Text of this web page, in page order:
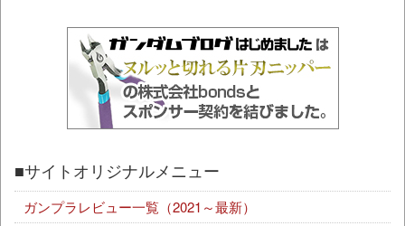
■サイトオリジナルメニュー
ガンプラレビュー一覧（2021～最新）